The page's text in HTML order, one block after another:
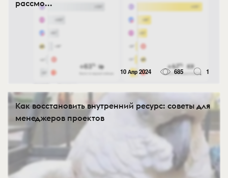
рассмо...
10 Апр 2024 685 1
Как восстановить внутренний ресурс: советы для
менеджеров проектов